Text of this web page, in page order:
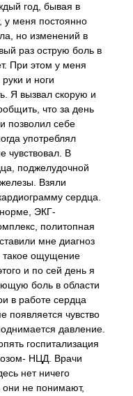
год, бывая в
у меня постоянно
но изменений в
раз острую боль в
При этом у меня
и ноги
Я вызвал скорую и
что за день
позволил себе
употреблял
чувствовал. В
поджелудочной
Взяли
сердца.
ЭКГ-
политопная
мне диагноз
такое ощущение
и по сей день я
боль в области
в работе сердца
появляется чувство
давление.
госпитализация
НЦД. Врачи
нет ничего
они не понимают,